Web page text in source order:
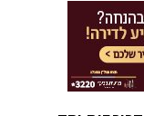
טובה, מכבדת
לא רק מזועזעים
אדלר, אלא גם
הקשה שהיא מתארת
סיפור בלשי מרתק